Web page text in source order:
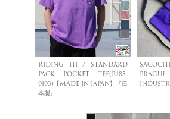
RIDING HI / STANDARD
PACK POCKET TEE(R185-
0103)【MADE IN JAPAN】『日
本製』